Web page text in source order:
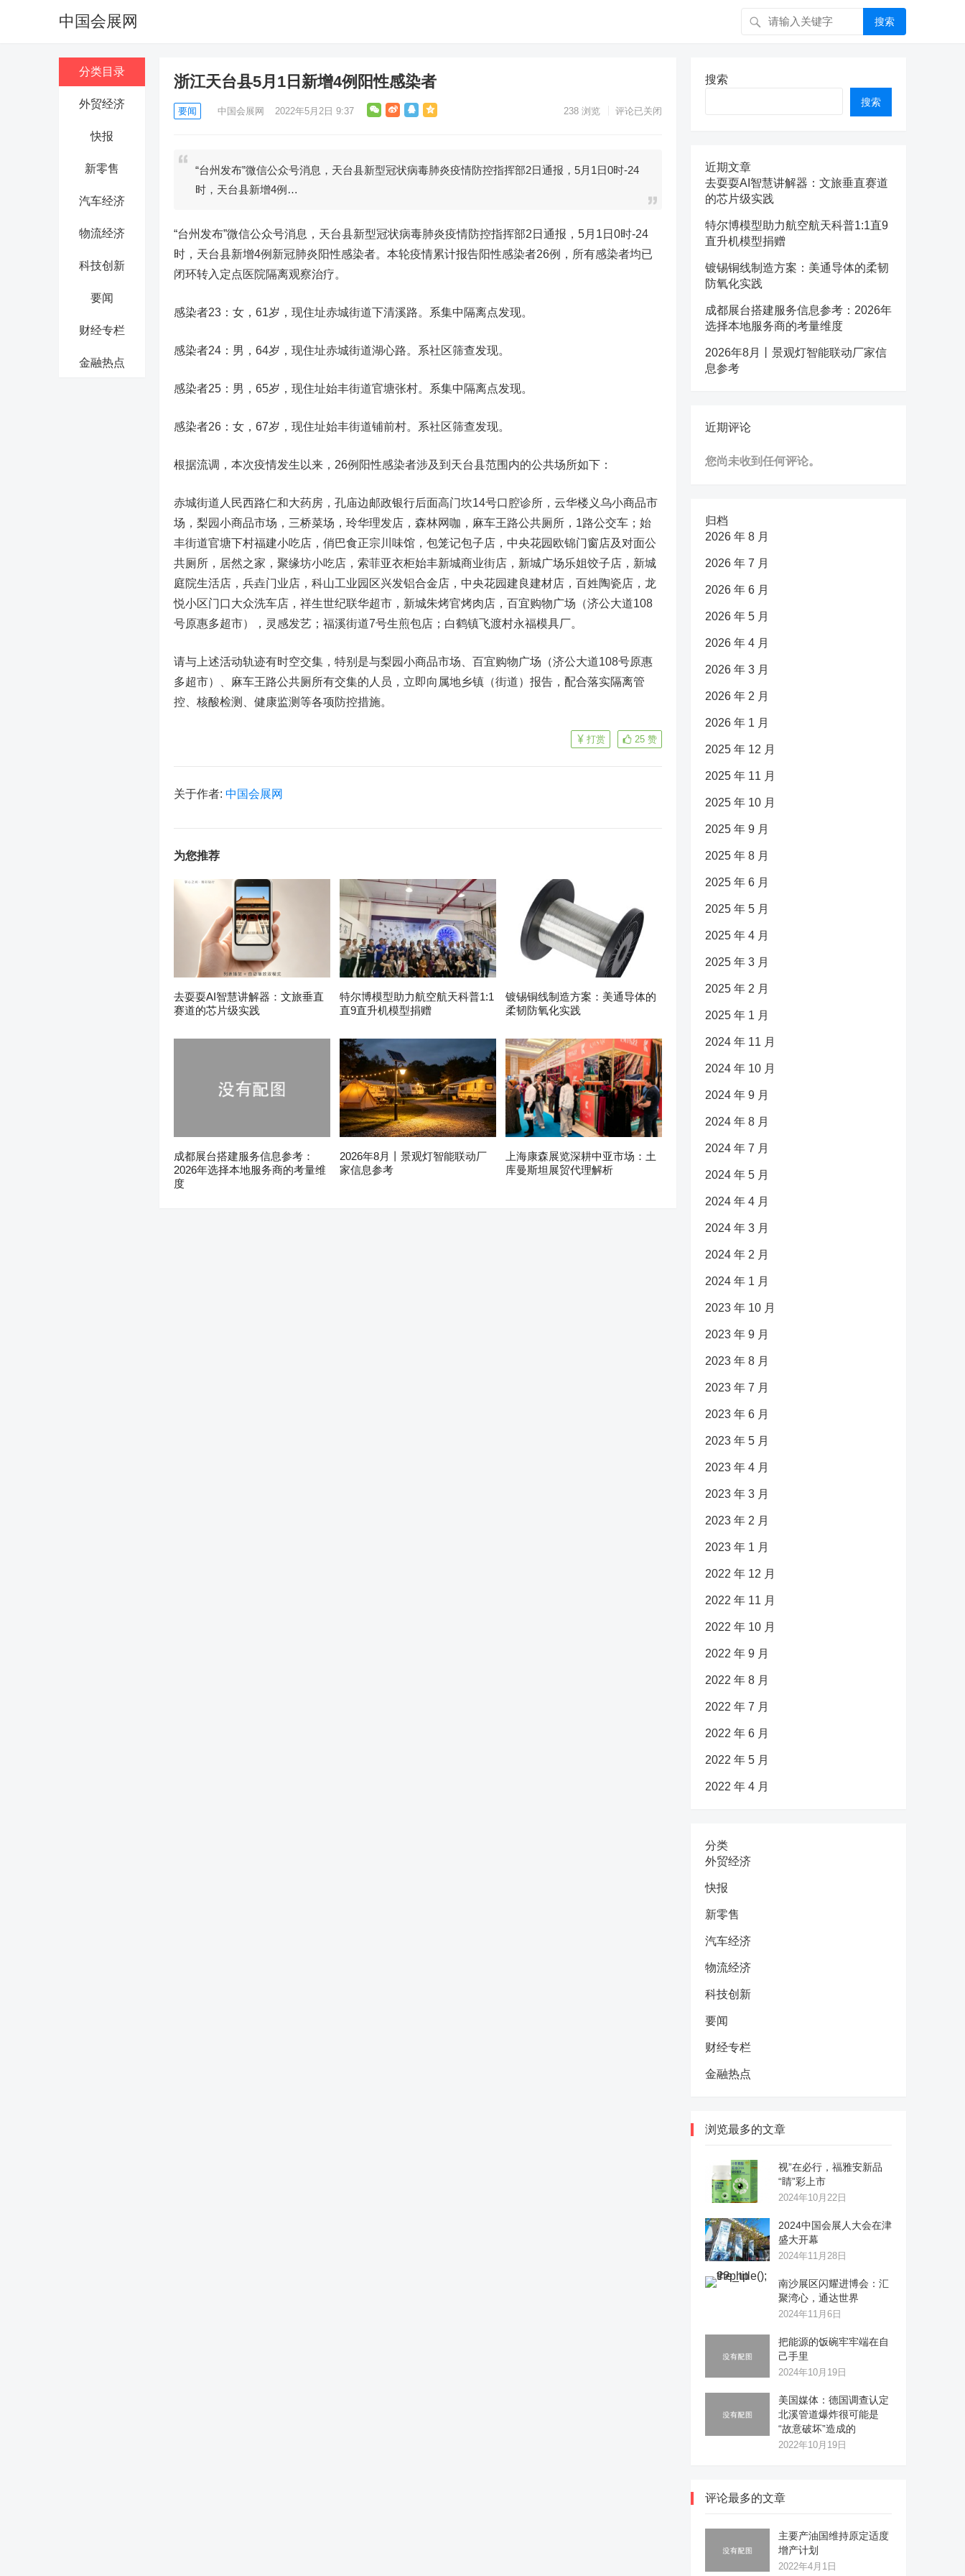
中国会展网 搜索
分类目录
外贸经济
快报
新零售
汽车经济
物流经济
科技创新
要闻
财经专栏
金融热点
浙江天台县5月1日新增4例阳性感染者
要闻 中国会展网 2022年5月2日 9:37 238 浏览 评论已关闭
“台州发布”微信公众号消息，天台县新型冠状病毒肺炎疫情防控指挥部2日通报，5月1日0时-24
时，天台县新增4例…
“台州发布”微信公众号消息，天台县新型冠状病毒肺炎疫情防控指挥部2日通报，5月1日0时-24
时，天台县新增4例新冠肺炎阳性感染者。本轮疫情累计报告阳性感染者26例，所有感染者均已
闭环转入定点医院隔离观察治疗。
感染者23：女，61岁，现住址赤城街道下清溪路。系集中隔离点发现。
感染者24：男，64岁，现住址赤城街道湖心路。系社区筛查发现。
感染者25：男，65岁，现住址始丰街道官塘张村。系集中隔离点发现。
感染者26：女，67岁，现住址始丰街道铺前村。系社区筛查发现。
根据流调，本次疫情发生以来，26例阳性感染者涉及到天台县范围内的公共场所如下：
赤城街道人民西路仁和大药房，孔庙边邮政银行后面高门坎14号口腔诊所，云华楼义乌小商品市
场，梨园小商品市场，三桥菜场，玲华理发店，森林网咖，麻车王路公共厕所，1路公交车；始
丰街道官塘下村福建小吃店，俏巴食正宗川味馆，包笼记包子店，中央花园欧锦门窗店及对面公
共厕所，居然之家，聚缘坊小吃店，索菲亚衣柜始丰新城商业街店，新城广场乐姐饺子店，新城
庭院生活店，兵垚门业店，科山工业园区兴发铝合金店，中央花园建良建材店，百姓陶瓷店，龙
悦小区门口大众洗车店，祥生世纪联华超市，新城朱烤官烤肉店，百宜购物广场（济公大道108
号原惠多超市），灵感发艺；福溪街道7号生煎包店；白鹤镇飞渡村永福模具厂。
请与上述活动轨迹有时空交集，特别是与梨园小商品市场、百宜购物广场（济公大道108号原惠
多超市）、麻车王路公共厕所有交集的人员，立即向属地乡镇（街道）报告，配合落实隔离管
控、核酸检测、健康监测等各项防控措施。
25 赞
打赏
关于作者: 中国会展网
为您推荐
去耍耍AI智慧讲解器：文旅垂直
赛道的芯片级实践
特尔博模型助力航空航天科普1:1
直9直升机模型捐赠
镀锡铜线制造方案：美通导体的
柔韧防氧化实践
成都展台搭建服务信息参考：
2026年选择本地服务商的考量维
度
2026年8月丨景观灯智能联动厂
家信息参考
上海康森展览深耕中亚市场：土
库曼斯坦展贸代理解析
搜索
搜索
近期文章
去耍耍AI智慧讲解器：文旅垂直赛道
的芯片级实践
特尔博模型助力航空航天科普1:1直9
直升机模型捐赠
镀锡铜线制造方案：美通导体的柔韧
防氧化实践
成都展台搭建服务信息参考：2026年
选择本地服务商的考量维度
2026年8月丨景观灯智能联动厂家信
息参考
近期评论
您尚未收到任何评论。
归档
2026 年 8 月
2026 年 7 月
2026 年 6 月
2026 年 5 月
2026 年 4 月
2026 年 3 月
2026 年 2 月
2026 年 1 月
2025 年 12 月
2025 年 11 月
2025 年 10 月
2025 年 9 月
2025 年 8 月
2025 年 6 月
2025 年 5 月
2025 年 4 月
2025 年 3 月
2025 年 2 月
2025 年 1 月
2024 年 11 月
2024 年 10 月
2024 年 9 月
2024 年 8 月
2024 年 7 月
2024 年 5 月
2024 年 4 月
2024 年 3 月
2024 年 2 月
2024 年 1 月
2023 年 10 月
2023 年 9 月
2023 年 8 月
2023 年 7 月
2023 年 6 月
2023 年 5 月
2023 年 4 月
2023 年 3 月
2023 年 2 月
2023 年 1 月
2022 年 12 月
2022 年 11 月
2022 年 10 月
2022 年 9 月
2022 年 8 月
2022 年 7 月
2022 年 6 月
2022 年 5 月
2022 年 4 月
分类
外贸经济
快报
新零售
汽车经济
物流经济
科技创新
要闻
财经专栏
金融热点
浏览最多的文章
视”在必行，福雅安新品
“睛”彩上市
2024年10月22日
2024中国会展人大会在津
盛大开幕
2024年11月28日
南沙展区闪耀进博会：汇
聚湾心，通达世界
2024年11月6日
把能源的饭碗牢牢端在自
己手里
2024年10月19日
美国媒体：德国调查认定
北溪管道爆炸很可能是
“故意破坏”造成的
2022年10月19日
评论最多的文章
主要产油国维持原定适度
增产计划
2022年4月1日